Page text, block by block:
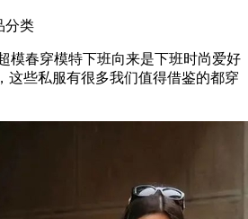
分类
春穿模特下班向来是下班时尚爱好
这些私服有很多我们值得借鉴的都穿